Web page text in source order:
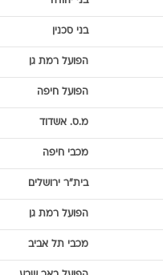
בני סכנין
הפועל רמת גן
הפועל חיפה
מ.ס. אשדוד
מכבי חיפה
בית"ר ירושלים
הפועל רמת גן
מכבי תל אביב